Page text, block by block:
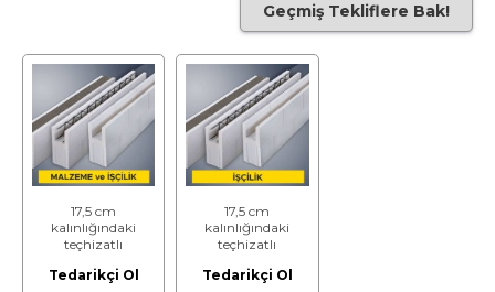
Geçmiş Tekliflere Bak!
17,5 cm
kalınlığındaki
teçhizatlı
temini ve yerine
Tedarikçi Ol
17,5 cm
kalınlığındaki
teçhizatlı
temini ve yerine
Tedarikçi Ol